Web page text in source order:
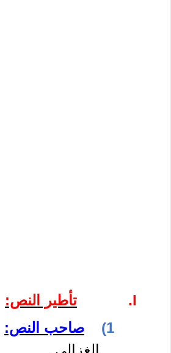
I.
تأطير النص:
1)
صاحب النص: